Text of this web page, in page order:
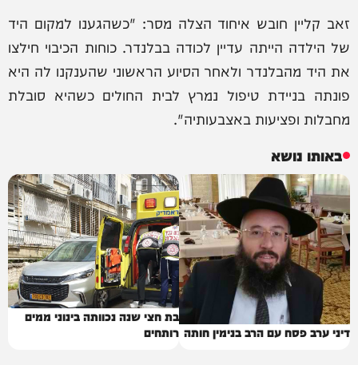
זאב קליין חובש איחוד הצלה מסר: "כשהגענו למקום היד
של הילדה הייתה עדיין לכודה בבלנדר. כוחות הכיבוי חילצו
את היד מהבלנדר ולאחר הסיוע הראשוני שהענקנו לה היא
פונתה בניידת טיפול נמרץ לבית החולים כשהיא סובלת
מחבלות ופציעות באצבעותיה".
באותו נושא
דיני ערב פסח עם הרב בנימין חותה
בת חצי שנה נכוותה בינוני ממים
רותחים